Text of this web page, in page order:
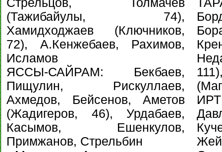
Стрельцов, Толмачев
(Тажибайулы, 74),
Хамидходжаев (Ключников,
72), А.Кенжебаев, Рахимов,
Исламов
ЯССЫ-САЙРАМ: Бекбаев,
Пищулин, Рискуллаев,
Ахмедов, Бейсенов, Аметов
(Жадигеров, 46), Урдабаев,
Касымов, Ешенкулов,
Примжанов, Стрельбин